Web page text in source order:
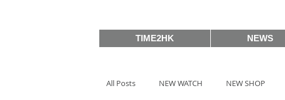
TIME2HK NEWS
All Posts NEW WATCH NEW SHOP